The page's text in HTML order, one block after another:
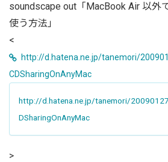
soundscape out「MacBook Air 以外
使う方法」
<
http://d.hatena.ne.jp/tanemori/
CDSharingOnAnyMac
http://d.hatena.ne.jp/tanemori/
DSharingOnAnyMac
>